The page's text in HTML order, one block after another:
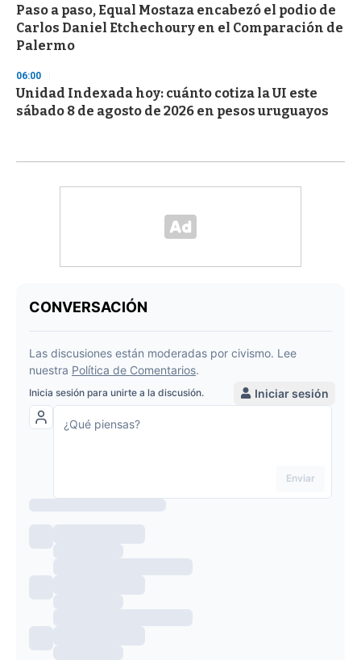
Paso a paso, Equal Mostaza encabezó el podio de
Carlos Daniel Etchechoury en el Comparación de
Palermo
06:00
Unidad Indexada hoy: cuánto cotiza la UI este
sábado 8 de agosto de 2026 en pesos uruguayos